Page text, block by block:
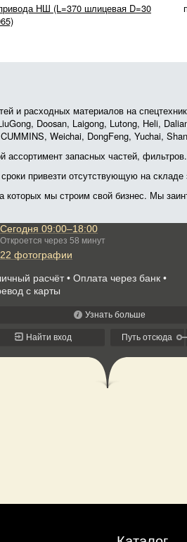
НШ (L=370 шлицевая D=30
и расходных материалов на
Doosan, Laigong, Lutong, Heli,
Weichai, DongFeng, Yuchai,
запасных частей,
привезти отсутствующую на
которых мы строим свой бизнес. Мы